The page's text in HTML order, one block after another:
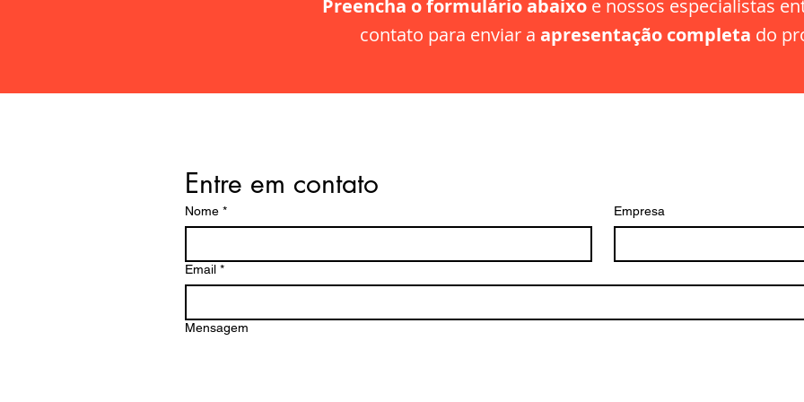
Preencha o formulário abaixo e nossos especialistas
contato para enviar a apresentação completa do
Entre em contato
Nome * Empresa
Email *
Mensagem